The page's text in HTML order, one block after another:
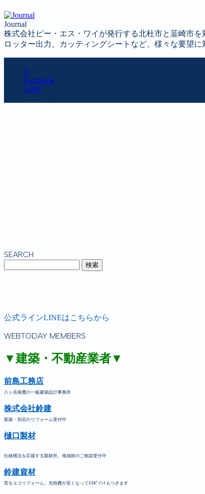
Journal
株式会社ピー・エス・ワイが発行する北杜市と韮崎市
ロッター出力、カッティングシートなど、様々な要望に
X
Facebook
LINE
SEARCH
公式ラインLINEはこちらから
WEBTODAY MEMBERS
▼建築・不動産業者▼
前島工務店
八ヶ岳南麓の一級建築設計事務所
株式会社鈴建
新築・別荘のリフォーム受付中
樋口製材
伝統構法を応援する製材所。地域材のご相談受付中
鈴建資材
窓をエコリフォーム。光熱費が安くなってｴｺﾎﾟｲﾝﾄもつきます